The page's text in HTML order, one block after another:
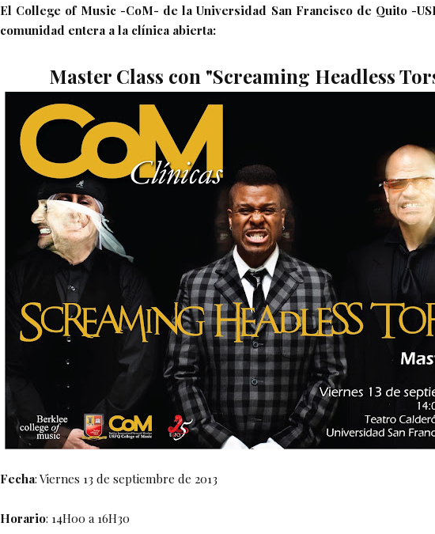
El College of Music -CoM- de la Universidad San Francisco de Quito -
comunidad entera a la clínica abierta:
Master Class con "Screaming Headless
Fecha: Viernes 13 de septiembre de 2013
Horario: 14H00 a 16H30